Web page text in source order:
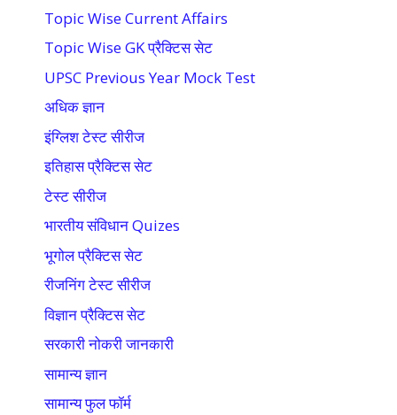
Topic Wise Current Affairs
Topic Wise GK प्रैक्टिस सेट
UPSC Previous Year Mock Test
अधिक ज्ञान
इंग्लिश टेस्ट सीरीज
इतिहास प्रैक्टिस सेट
टेस्ट सीरीज
भारतीय संविधान Quizes
भूगोल प्रैक्टिस सेट
रीजनिंग टेस्ट सीरीज
विज्ञान प्रैक्टिस सेट
सरकारी नोकरी जानकारी
सामान्य ज्ञान
सामान्य फुल फॉर्म